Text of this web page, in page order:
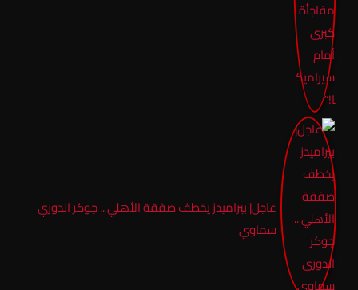
عاجل| بيراميدز يخطف صفقة الأهلي .. جوكر الدوري
سماوي